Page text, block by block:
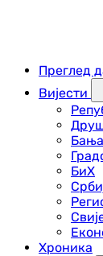
Преглед
Вијести
БиХ
Хроника